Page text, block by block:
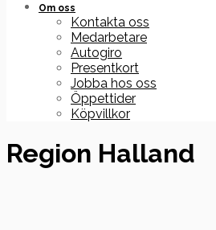
Om oss
Kontakta oss
Medarbetare
Autogiro
Presentkort
Jobba hos oss
Öppettider
Köpvillkor
Region Halland